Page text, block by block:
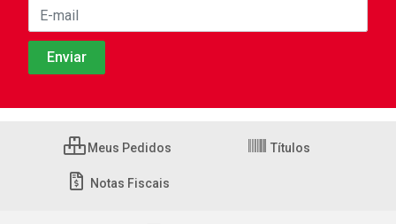
Meus Pedidos Títulos
Notas Fiscais